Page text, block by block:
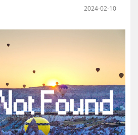
2024-02-10